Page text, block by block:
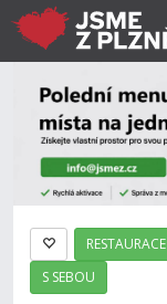
RESTAURACE
S SEBOU